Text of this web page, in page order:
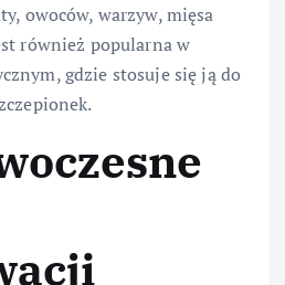
owoców, warzyw, mięsa
również popularna w
gdzie stosuje się ją do